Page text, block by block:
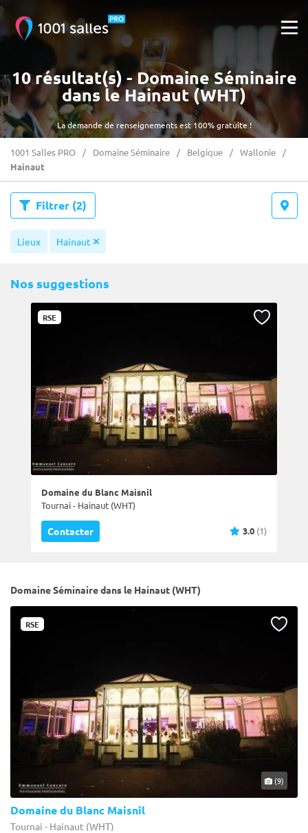
La demande de renseignements est 100% gratuite !
10 résultat(s) - Domaine Séminaire
dans le Hainaut (WHT)
1001 Salles PRO Domaine Séminaire Belgique
Wallonie
Hainaut
Filtrer (2)
Lieux Hainaut
Nos suggestions
RSE
Domaine du Blanc Maisnil
Tournai - Hainaut (WHT)
Contacter 3.0 (1)
Domaine Séminaire dans le Hainaut (WHT)
RSE
(9)
Domaine du Blanc Maisnil
Tournai - Hainaut (WHT)